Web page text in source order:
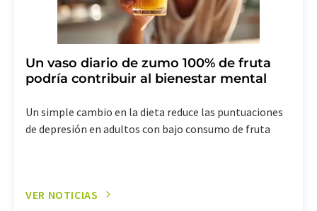
Un vaso diario de zumo 100% de fruta
podría contribuir al bienestar mental
Un simple cambio en la dieta reduce las puntuaciones
de depresión en adultos con bajo consumo de fruta
VER NOTICIAS